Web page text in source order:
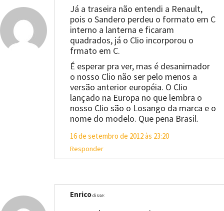
Já a traseira não entendi a Renault,
pois o Sandero perdeu o formato em C
interno a lanterna e ficaram
quadrados, já o Clio incorporou o
frmato em C.
É esperar pra ver, mas é desanimador
o nosso Clio não ser pelo menos a
versão anterior européia. O Clio
lançado na Europa no que lembra o
nosso Clio são o Losango da marca e o
nome do modelo. Que pena Brasil.
16 de setembro de 2012 às 23:20
Responder
Enricodisse: